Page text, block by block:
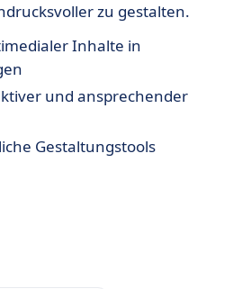
zu gestalten.
Inhalte in
und ansprechender
Gestaltungstools